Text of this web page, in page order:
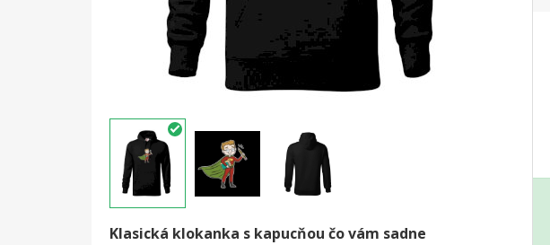
Klasická klokanka s kapucňou čo vám sadne